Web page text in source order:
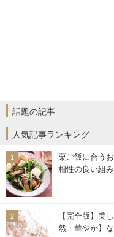
話題の記事
人気記事ランキング
栗ご飯に合う
相性の良い組
【完全版】美
然・華やか】